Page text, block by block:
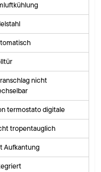
nicht
termostato digitale
tropentauglich
Aufkantung